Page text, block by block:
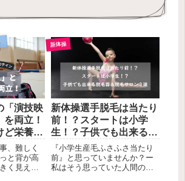
こと
「演技映
両立！
ど栄養は
ジュニ
、難しく
と背が高
く見える
新体操
新体操選手脱毛は当たり
前！？スタートは小学
生！？子供でも出来る脱
毛器＆脱毛サロン３選
『小学生産毛ふさふさ当たり
前』と思っていませんか？ー
私はそう思っていた人間の一